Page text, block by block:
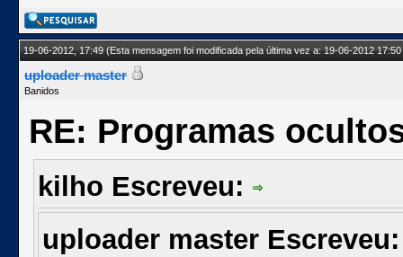
19-06-2012, 17:49(Esta mensagem foi modificada pela última vez a: 19-06-2012
uploader master
Banidos
RE: Programas
kilho Escreveu:
uploader master